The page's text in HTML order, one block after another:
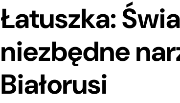
Łatuszka:
niezbędne
Białorusi